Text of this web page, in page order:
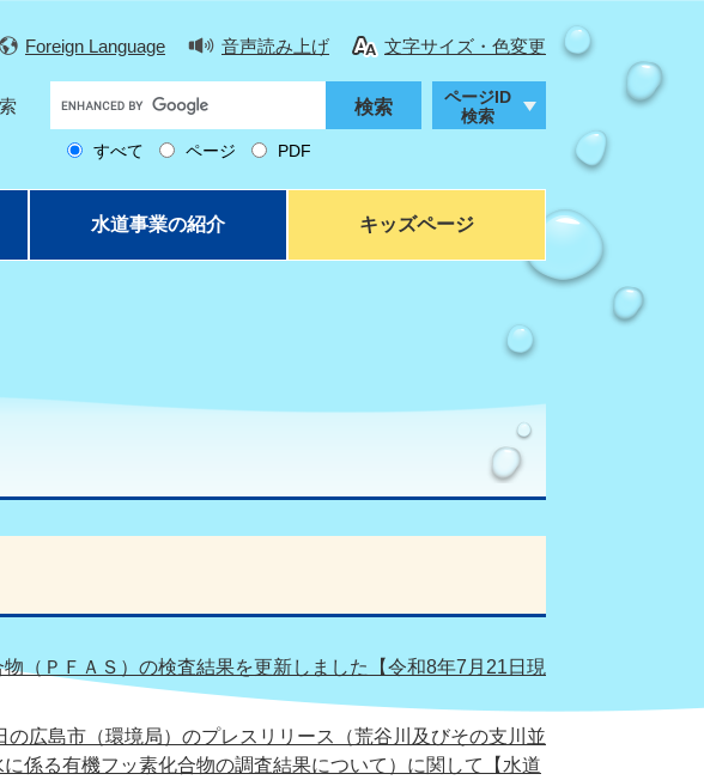
Foreign Language 音声読み上げ 文字サイズ・色変更
カ
すべて ページ PDF
ページID
検索
水道事業の紹介 キッズページ
（ＰＦＡＳ）の検査結果を更新しました【令和8年7月21日現
の広島市（環境局）のプレスリリース（荒谷川及びその支川並
係る有機フッ素化合物の調査結果について）に関して【水道